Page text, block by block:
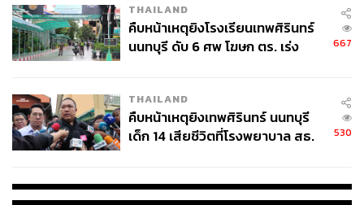
THAILAND
คืบหน้าเหตุยิงโรงเรียนเทพศิรินทร์
นนทบุรี ดับ 6 ศพ โฆษก ตร. เร่ง
667
THAILAND
คืบหน้าเหตุยิงเทพศิรินทร์ นนทบุรี
เด็ก 14 เสียชีวิตที่โรงพยาบาล สธ.
530